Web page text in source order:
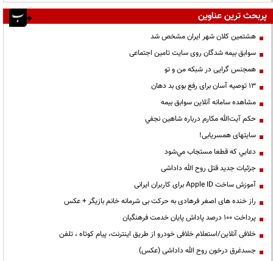
پربحث ترین عناوین
هشتمین کلان شهر ایران مشخص شد
سوابق بیمه شدگان روی سایت تامین اجتماعی
همجنس گرایی در شبکه من و تو
13 توصیه آسان برای رفع بوی بد دهان
مشاهده سامانه آنلاين سوابق بیمه
حكم آيت‌الله مكارم درباره شاهين نجفي
سایتهای همسریابی!
دعايي كه قطعا مستجاب مي‌شود
جزئیات جدید قتل روح الله داداشی
آموزش ساخت Apple ID برای کاربران ایرانی
راز خنده های اصغر فرهادی به حرکت بی شرمانه خانم بازیگر + عکس
پرداخت ۱۰۰ درصد پاداش پایان خدمت فرهنگیان
خلافی آنلاین/استعلام خلافی خودرو از طریق اینترنت، پیام کوتاه ، تلفن
جسدغرق درخون روح الله داداشی (عکس)